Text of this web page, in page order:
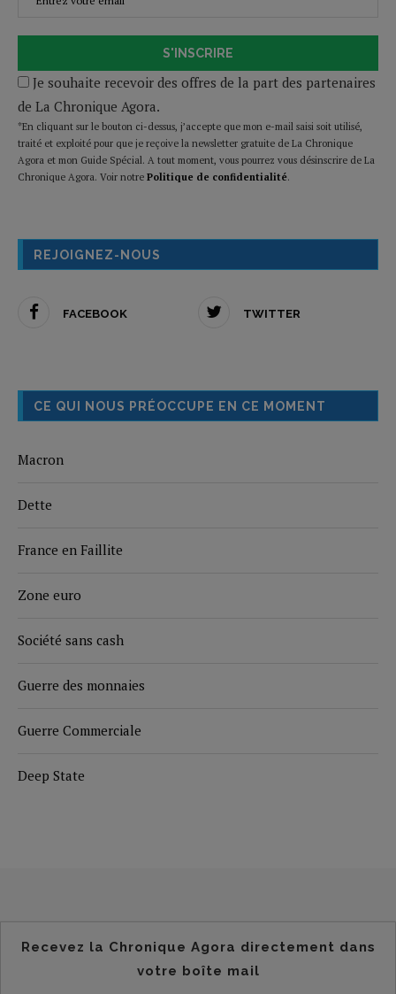
S'INSCRIRE
Je souhaite recevoir des offres de la part des partenaires
de La Chronique Agora.
*En cliquant sur le bouton ci-dessus, j’accepte que mon e-mail saisi soit utilisé,
traité et exploité pour que je reçoive la newsletter gratuite de La Chronique
Agora et mon Guide Spécial. A tout moment, vous pourrez vous désinscrire de La
Chronique Agora. Voir notre Politique de confidentialité.
REJOIGNEZ-NOUS
FACEBOOK TWITTER
CE QUI NOUS PRÉOCCUPE EN CE MOMENT
Macron
Dette
France en Faillite
Zone euro
Société sans cash
Guerre des monnaies
Guerre Commerciale
Deep State
Recevez la Chronique Agora directement dans
votre boîte mail